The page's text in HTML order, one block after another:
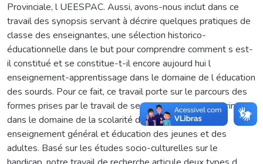
Provinciale, l UEESPAC. Aussi, avons-nous inclut dans ce
travail des synopsis servant à décrire quelques pratiques de
classe des enseignantes, une sélection historico-
éducationnelle dans le but pour comprendre comment s est-
il constitué et se constitue-t-il encore aujourd hui l
enseignement-apprentissage dans le domaine de l éducation
des sourds. Pour ce fait, ce travail porte sur le parcours des
formes prises par le travail de sept enseignantes du primaire
dans le domaine de la scolarité des sourds modalités
enseignement général et éducation des jeunes et des
adultes. Basé sur les études socio-culturelles sur le